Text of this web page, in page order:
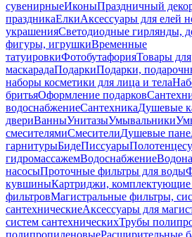
сувенирныеИконыПраздничный
праздникаЕлкиАксессуары для елей
украшенияСветодиодные гирлянды,
фигуры, игрушкиВременные
татуировкиФотобутафорияТовары для
маскарадаПодаркиПодарки,
наборы косметики для лица и тела
бритьяОформление подарков
водоснабжениеСантехникаДушевые
двериВанныУнитазыУмывальники
смесителямиСмесителиДушевые
гарнитурыБидеПиссуары
гидромассажемВодоснабжение
насосыПроточные фильтры для воды
кувшиныКартриджи,
фильтровМагистральные фильтры,
сантехническиеАксессуары для
систем сантехническихТрубы
полипропиленовыеРасширительные